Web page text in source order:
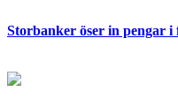
Storbanker öser in pengar i